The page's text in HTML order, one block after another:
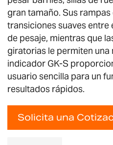
gran tamaño. Sus
transiciones suaves entre
de pesaje, mientras que
giratorias le permiten una
indicador GK-S
usuario sencilla para un
resultados rápidos.
Solicita una